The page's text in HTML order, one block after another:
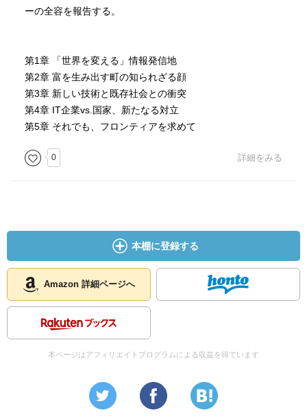
ーの全容を報告する。
第1章 「世界を変える」情報発信地
第2章 富を生み出す町の知られざる顔
第3章 新しい技術と既存社会との衝突
第4章 IT企業vs.国家、新たなる対立
第5章 それでも、フロンティアを求めて
0 詳細をみる
本棚に登録する
Amazon 詳細ページへ
本ページはアフィリエイトプログラムによる収益を得ています